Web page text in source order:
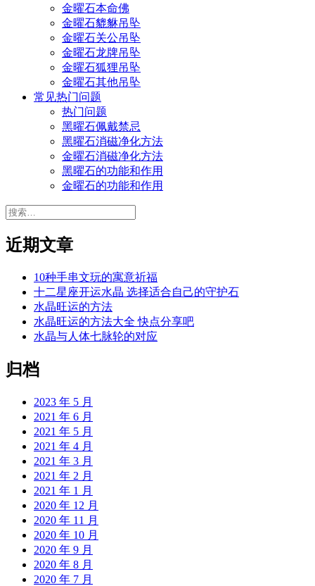
金曜石本命佛
金曜石貔貅吊坠
金曜石关公吊坠
金曜石龙牌吊坠
金曜石狐狸吊坠
金曜石其他吊坠
常见热门问题
热门问题
黑曜石佩戴禁忌
黑曜石消磁净化方法
金曜石消磁净化方法
黑曜石的功能和作用
金曜石的功能和作用
搜
近期文章
10种手串文玩的寓意祈福
十二星座开运水晶 选择适合自己的守护石
水晶旺运的方法
水晶旺运的方法大全 快点分享吧
水晶与人体七脉轮的对应
归档
2023 年 5 月
2021 年 6 月
2021 年 5 月
2021 年 4 月
2021 年 3 月
2021 年 2 月
2021 年 1 月
2020 年 12 月
2020 年 11 月
2020 年 10 月
2020 年 9 月
2020 年 8 月
2020 年 7 月